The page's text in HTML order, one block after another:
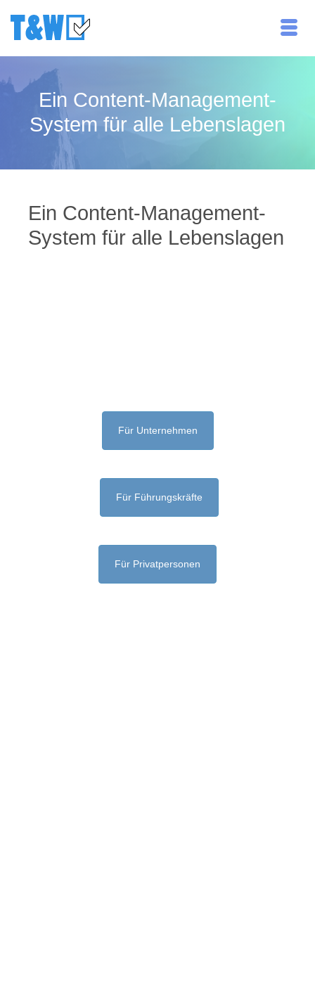
Ein Content-Management-
System für alle Lebenslagen
Ein Content-Management-
System für alle Lebenslagen
Für Unternehmen
Für Führungskräfte
Für Privatpersonen